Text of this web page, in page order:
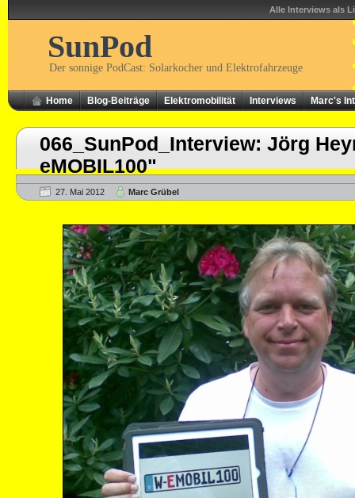
Alle Interviews als
SunPod
Der sonnige PodCast: Solarkocher und Elektrofahrzeuge
Home Blog-Beiträge Elektromobilität Interviews Marc's
066_SunPod_Interview: Jörg
eMOBIL100"
27. Mai 2012 Marc Grübel